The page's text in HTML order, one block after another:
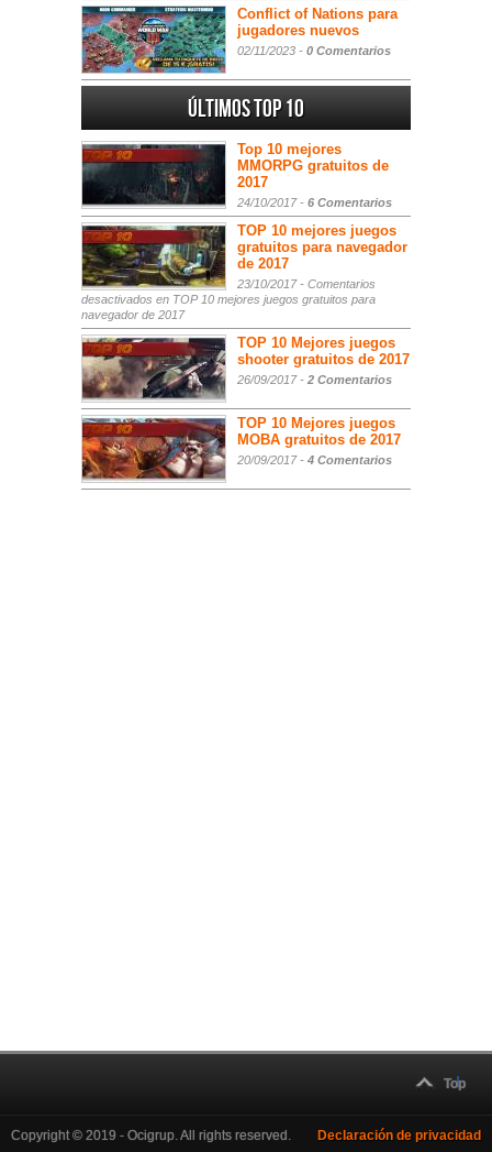
Conflict of Nations para
jugadores nuevos
02/11/2023 - 0 Comentarios
Últimos Top 10
Top 10 mejores
MMORPG gratuitos de
2017
24/10/2017 - 6 Comentarios
TOP 10 mejores juegos
gratuitos para navegador
de 2017
23/10/2017 - Comentarios
desactivados en TOP 10 mejores juegos gratuitos para
navegador de 2017
TOP 10 Mejores juegos
shooter gratuitos de 2017
26/09/2017 - 2 Comentarios
TOP 10 Mejores juegos
MOBA gratuitos de 2017
20/09/2017 - 4 Comentarios
Top
Copyright © 2019 - Ocigrup. All rights reserved. Declaración de privacidad